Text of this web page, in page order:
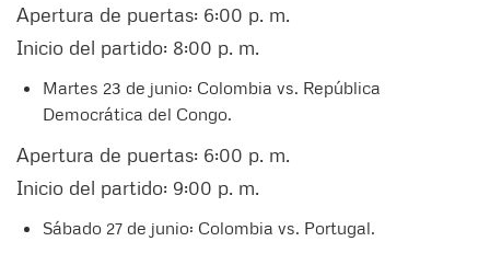
Apertura de puertas: 6:00 p. m.
Inicio del partido: 8:00 p. m.
Martes 23 de junio: Colombia vs. República
Democrática del Congo.
Apertura de puertas: 6:00 p. m.
Inicio del partido: 9:00 p. m.
Sábado 27 de junio: Colombia vs. Portugal.